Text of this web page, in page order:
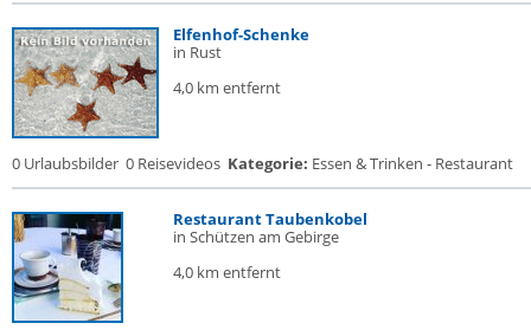
Elfenhof-Schenke
in Rust
4,0 km entfernt
0 Urlaubsbilder 0 Reisevideos Kategorie: Essen & Trinken - Restaurant
Restaurant Taubenkobel
in Schützen am Gebirge
4,0 km entfernt